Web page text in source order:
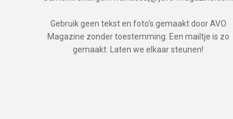
Gebruik geen tekst en foto's gemaakt door AVO
Magazine zonder toestemming. Een mailtje is zo
gemaakt. Laten we elkaar steunen!